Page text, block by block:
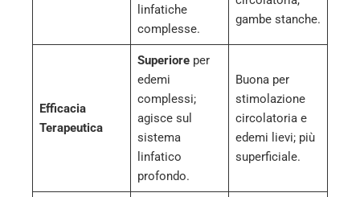
linfatiche
complesse.
gambe stanche.
Efficacia
Terapeutica
Superioreper
edemi
complessi;
agisce sul
sistema
linfatico
profondo.
Buona per
stimolazione
circolatoria e
edemi lievi; più
superficiale.